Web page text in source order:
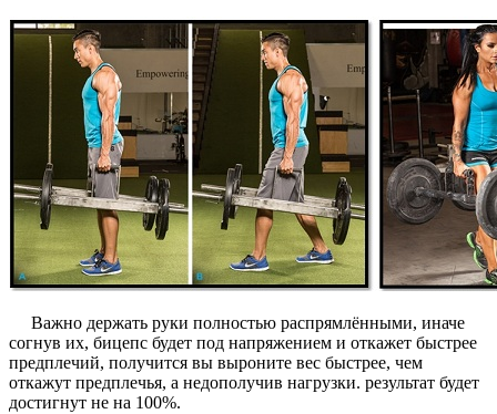
Важно держать руки полностью распрямлёнными, иначе
согнув их, бицепс будет под напряжением и откажет быстрее
предплечий, получится вы выроните вес быстрее, чем
откажут предплечья, а недополучив нагрузки. результат будет
достигнут не на 100%.